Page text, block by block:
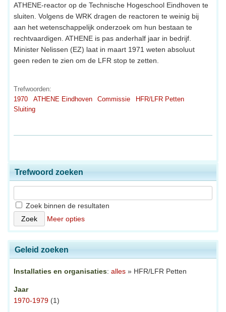
ATHENE-reactor op de Technische Hogeschool Eindhoven te
sluiten. Volgens de WRK dragen de reactoren te weinig bij
aan het wetenschappelijk onderzoek om hun bestaan te
rechtvaardigen. ATHENE is pas anderhalf jaar in bedrijf.
Minister Nelissen (EZ) laat in maart 1971 weten absoluut
geen reden te zien om de LFR stop te zetten.
Trefwoorden:
1970
ATHENE Eindhoven Commissie
HFR/LFR Petten
Sluiting
Trefwoord zoeken
Zoek binnen de resultaten
Meer opties
Geleid zoeken
Installaties en organisaties: alles » HFR/LFR Petten
Jaar
1970-1979 (1)